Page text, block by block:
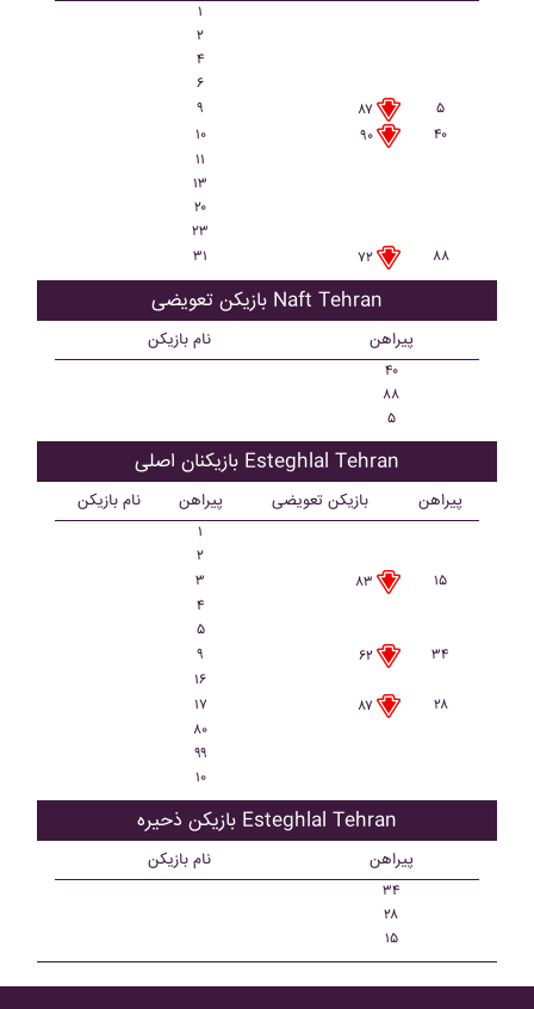
۱
۲
۴
۶
۹
۸۷
۵
۱۰
۹۰
۴۰
۱۱
۱۳
۲۰
۲۳
۳۱
۷۲ ۸۸
بازیکن تعویضی Naft Tehran
نام بازیکن پیراهن
۴۰
۸۸
۵
بازیکنان اصلی Esteghlal Tehran
نام بازیکن پیراهن بازیکن تعویضی پیراهن
۱
۲
۳
۸۳
۱۵
۴
۵
۹
۶۲
۳۴
۱۶
۱۷
۸۷
۲۸
۸۰
۹۹
۱۰
بازیکن ذحیره Esteghlal Tehran
نام بازیکن پیراهن
۳۴
۲۸
۱۵